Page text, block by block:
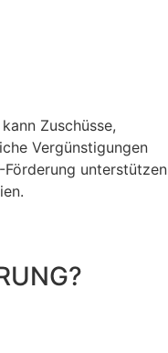
Zuschüsse,
Vergünstigungen
Förderung unterstützen